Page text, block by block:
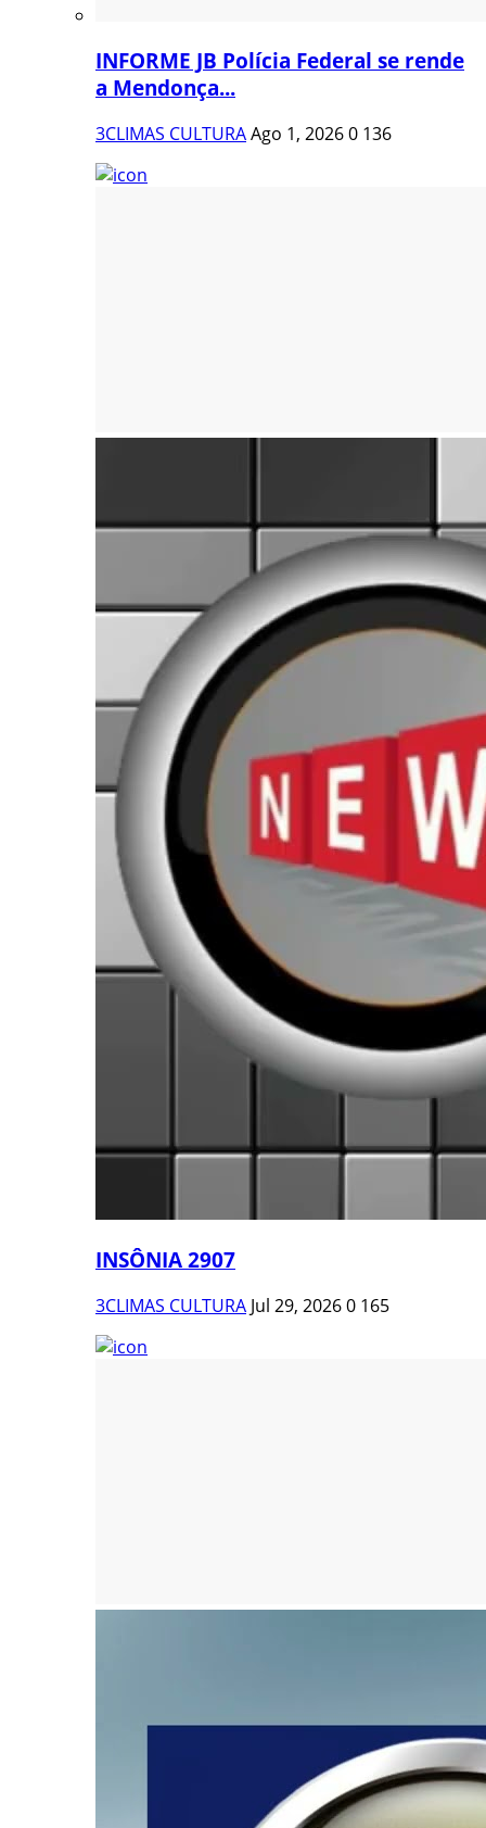
INFORME JB Polícia Federal se rende
a Mendonça...
3CLIMAS CULTURAAgo 1, 20260 136
INSÔNIA 2907
3CLIMAS CULTURA Jul 29, 20260 165